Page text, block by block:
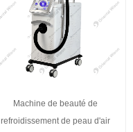
Machine de beauté de
refroidissement de peau d'air